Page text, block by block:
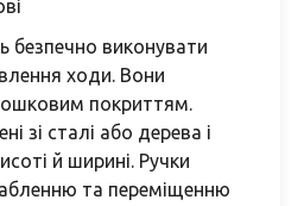
безпечно виконувати
ходи. Вони
покриттям.
зі сталі або дерева і
й ширині. Ручки
та переміщенню